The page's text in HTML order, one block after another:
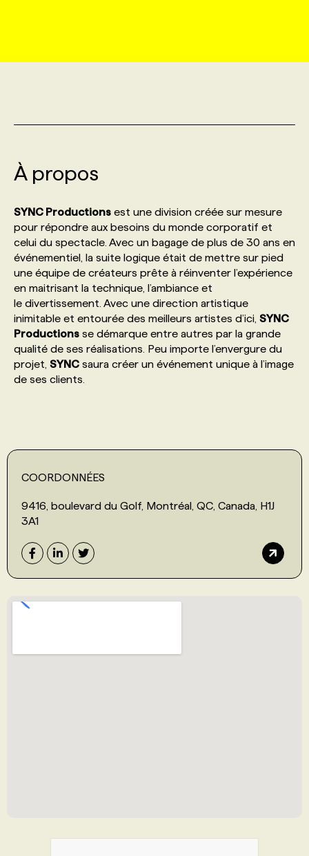
INITIATIVES NUMÉRIQUES
PRIX ET DISTINCTIONS
TENDANCES
MARKETING DURABLE
ÉVÉNEMENTIEL
NOS AUTEUR‧RICES
ANNONCEZ AVEC NOUS
PROFIL ENTREPRISE
FAQ
ANNONCEZ AVEC NOUS
PROFIL CANDIDAT
ANNONCEZ AVEC NOUS
NOS PARCOURS DE FORMATIONS
FORMATIONS PERSONNALISÉES
NOS FORMATEUR‧RICES
POURQUOI CHOISIR NOS FORMATIONS
NOS TARIFS
PROGRAMMES DE SUBVENTIONS
FAQ
SERVICE DE CHASSE DE TÊTE
NOS TARIFS
NOS EXPERTISES
FAQ
ANNONCEZ AVEC NOUS
À propos
SYNC Productions est une division créée sur mesure
pour répondre aux besoins du monde corporatif et
celui du spectacle. Avec un bagage de plus de 30 ans en
événementiel, la suite logique était de mettre sur pied
une équipe de créateurs prête à réinventer l’expérience
en maitrisant la technique, l’ambiance et
le divertissement. Avec une direction artistique
inimitable et entourée des meilleurs artistes d’ici, SYNC
Productions se démarque entre autres par la grande
qualité de ses réalisations. Peu importe l’envergure du
projet, SYNC saura créer un événement unique à l’image
de ses clients.
COORDONNÉES
9416, boulevard du Golf, Montréal, QC, Canada, H1J
3A1